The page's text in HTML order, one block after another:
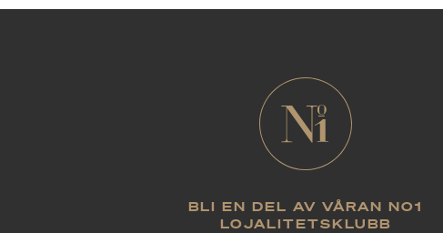
BLI EN DEL AV VÅRAN NO1
LOJALITETSKLUBB